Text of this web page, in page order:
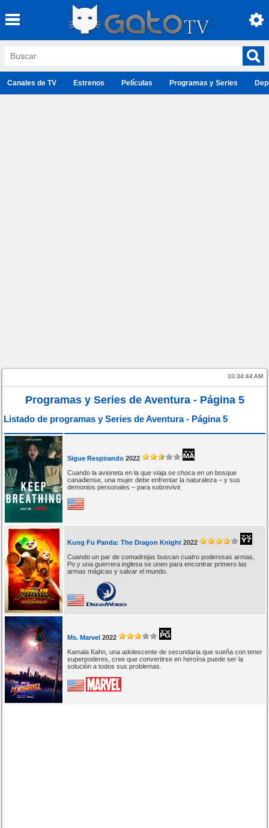
Canales de TV Estrenos Películas Programas y Series
10:34:44 AM
Programas y Series de Aventura - Página 5
Listado de programas y Series de Aventura - Página 5
Sigue Respirando 2022
Cuando la avioneta en la que viaja se choca en un bosque
canadiense, una mujer debe enfrentar la naturaleza – y sus
demonios personales – para sobrevivir.
Kung Fu Panda: The Dragon Knight 2022
Cuando un par de comadrejas buscan cuatro poderosas armas,
Po y una guerrera inglesa se unen para encontrar primero las
armas mágicas y salvar el mundo.
Ms. Marvel 2022
Kamala Kahn, una adolescente de secundaria que sueña con tener
superpoderes, cree que convertirse en heroína puede ser la
solución a todos sus problemas.